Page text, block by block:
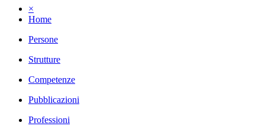
×
Home
Persone
Strutture
Competenze
Pubblicazioni
Professioni